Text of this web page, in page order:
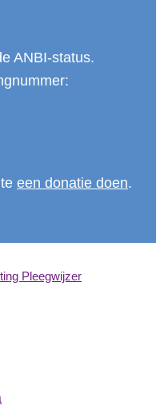
ANBI-status.
een donatie doen.
Pleegwijzer